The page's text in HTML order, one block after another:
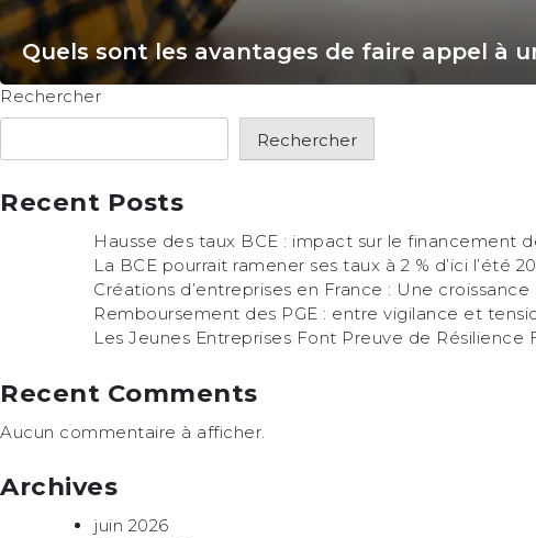
Quels sont les avantages de faire appel à
Rechercher
Rechercher
Recent Posts
Hausse des taux BCE : impact sur le financement
La BCE pourrait ramener ses taux à 2 % d’ici l’été
Créations d’entreprises en France : Une
Remboursement des PGE : entre vigilance et
Les Jeunes Entreprises Font Preuve de Résilience
Recent Comments
Aucun commentaire à afficher.
Archives
juin 2026